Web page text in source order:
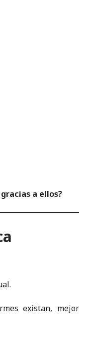
a ellos?
existan, mejor